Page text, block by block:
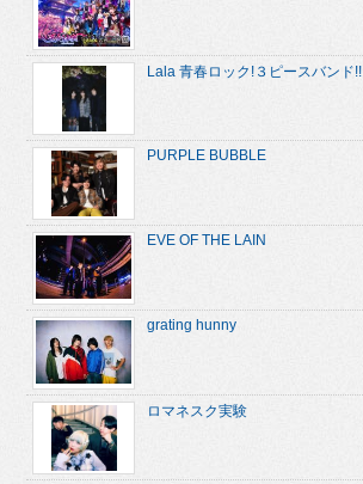
Lala 青春ロック!３ピースバンド!!
PURPLE BUBBLE
EVE OF THE LAIN
grating hunny
ロマネスク実験